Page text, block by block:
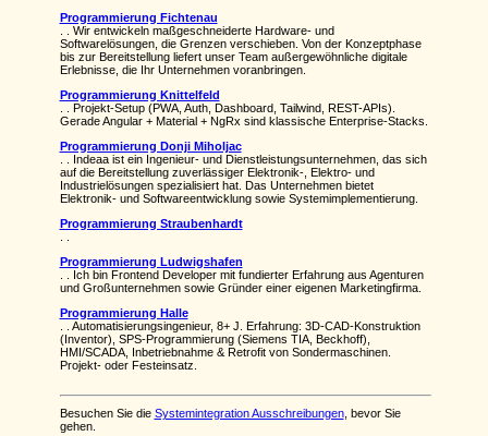
Programmierung Fichtenau
. . Wir entwickeln maßgeschneiderte Hardware- und
Softwarelösungen, die Grenzen verschieben. Von der Konzeptphase
bis zur Bereitstellung liefert unser Team außergewöhnliche digitale
Erlebnisse, die Ihr Unternehmen voranbringen.
Programmierung Knittelfeld
. . Projekt-Setup (PWA, Auth, Dashboard, Tailwind, REST-APIs).
Gerade Angular + Material + NgRx sind klassische Enterprise-Stacks.
Programmierung Donji Miholjac
. . Indeaa ist ein Ingenieur- und Dienstleistungsunternehmen, das sich
auf die Bereitstellung zuverlässiger Elektronik-, Elektro- und
Industrielösungen spezialisiert hat. Das Unternehmen bietet
Elektronik- und Softwareentwicklung sowie Systemimplementierung.
Programmierung Straubenhardt
Programmierung Ludwigshafen
. . Ich bin Frontend Developer mit fundierter Erfahrung aus Agenturen
und Großunternehmen sowie Gründer einer eigenen Marketingfirma.
Programmierung Halle
. . Automatisierungsingenieur, 8+ J. Erfahrung: 3D-CAD-Konstruktion
(Inventor), SPS-Programmierung (Siemens TIA, Beckhoff),
HMI/SCADA, Inbetriebnahme & Retrofit von Sondermaschinen.
Projekt- oder Festeinsatz.
Besuchen Sie die Systemintegration Ausschreibungen, bevor Sie
gehen.